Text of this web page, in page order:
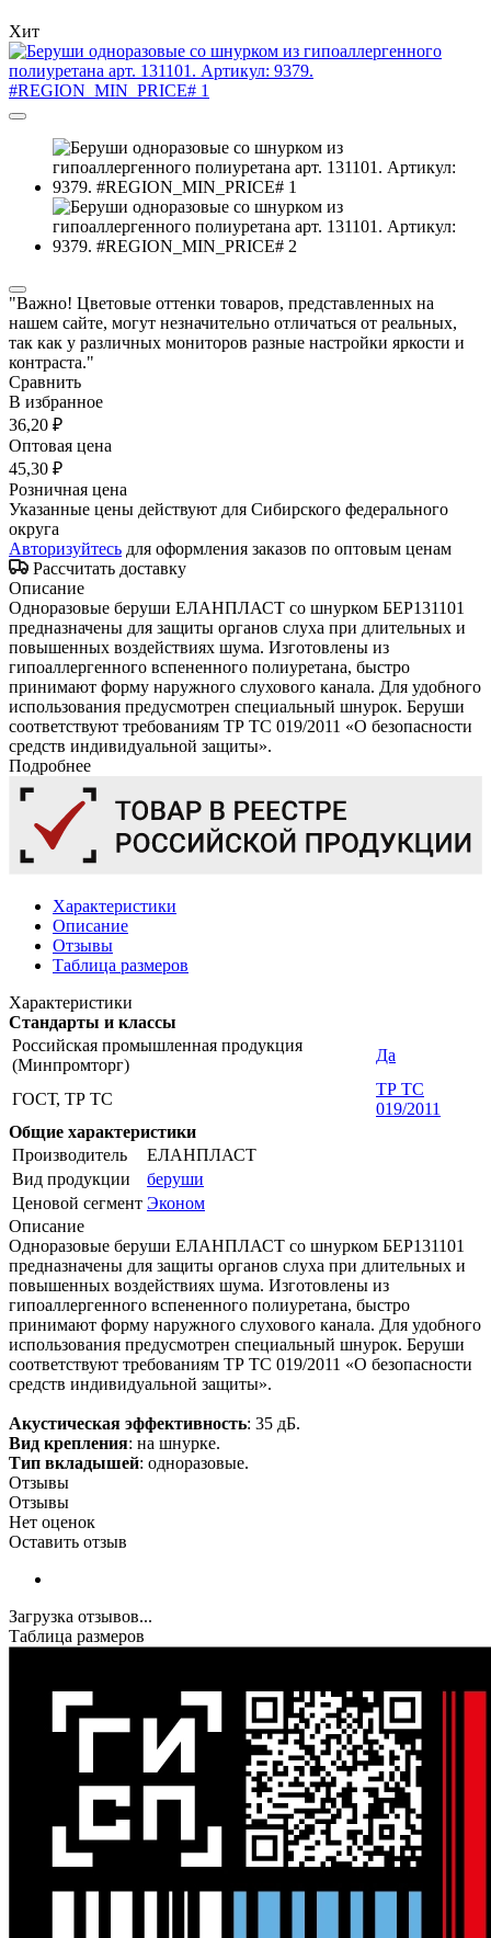
Хит
"Важно! Цветовые оттенки товаров, представленных на
нашем сайте, могут незначительно отличаться от реальных,
так как у различных мониторов разные настройки яркости и
контраста."
Сравнить
В избранное
36,20 ₽
Оптовая цена
45,30 ₽
Розничная цена
Указанные цены действуют для Сибирского федерального
округа
Авторизуйтесь для оформления заказов по оптовым ценам
Рассчитать доставку
Описание
Одноразовые беруши ЕЛАНПЛАСТ со шнурком БЕР131101
предназначены для защиты органов слуха при длительных и
повышенных воздействиях шума. Изготовлены из
гипоаллергенного вспененного полиуретана, быстро
принимают форму наружного слухового канала. Для удобного
использования предусмотрен специальный шнурок. Беруши
соответствуют требованиям ТР ТС 019/2011 «О безопасности
средств индивидуальной защиты».
Подробнее
Характеристики
Описание
Отзывы
Таблица размеров
Характеристики
Стандарты и классы
Российская промышленная продукция
(Минпромторг)
Да
ГОСТ, ТР ТС
ТР ТС
019/2011
Общие характеристики
Производитель
ЕЛАНПЛАСТ
Вид продукции
беруши
Ценовой сегмент Эконом
Описание
Одноразовые беруши ЕЛАНПЛАСТ со шнурком БЕР131101
предназначены для защиты органов слуха при длительных и
повышенных воздействиях шума. Изготовлены из
гипоаллергенного вспененного полиуретана, быстро
принимают форму наружного слухового канала. Для удобного
использования предусмотрен специальный шнурок. Беруши
соответствуют требованиям ТР ТС 019/2011 «О безопасности
средств индивидуальной защиты».
Акустическая эффективность: 35 дБ.
Вид крепления: на шнурке.
Тип вкладышей: одноразовые.
Отзывы
Отзывы
Нет оценок
Оставить отзыв
Загрузка отзывов...
Таблица размеров